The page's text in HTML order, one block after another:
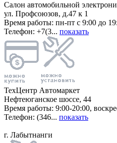
Салон автомобильной
ул. Профсоюзов, д.47 к 1
Время работы: пн-пт с 9:00 до
Телефон: +7(3... показать
ТехЦентр Автомаркет
Нефтеюганское шоссе, 44
Время работы: 9:00-20:00,
Телефон: (346... показать
г. Лабытнанги